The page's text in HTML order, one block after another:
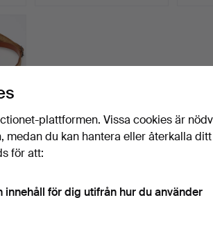
plattformen. Vissa cookies är
medan du kan hantera eller återkalla ditt
för att:
innehåll för dig utifrån hur du använder